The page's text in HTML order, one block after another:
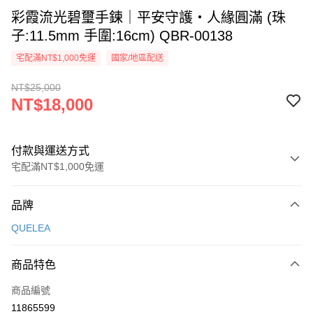
彩霞流光碧璽手鍊｜平安守護・人緣圓滿 (珠
子:11.5mm 手圍:16cm) QBR-00138
宅配滿NT$1,000免運 國家/地區配送
NT$25,000
NT$18,000
付款與運送方式
宅配滿NT$1,000免運
信用卡一次付款
3 期 0 利率 每期
合作金庫商業銀行
上海商業儲蓄銀行
合作金庫商業銀行
LINE Pay
品牌
QUELEA
商品特色
商品編號
11865599